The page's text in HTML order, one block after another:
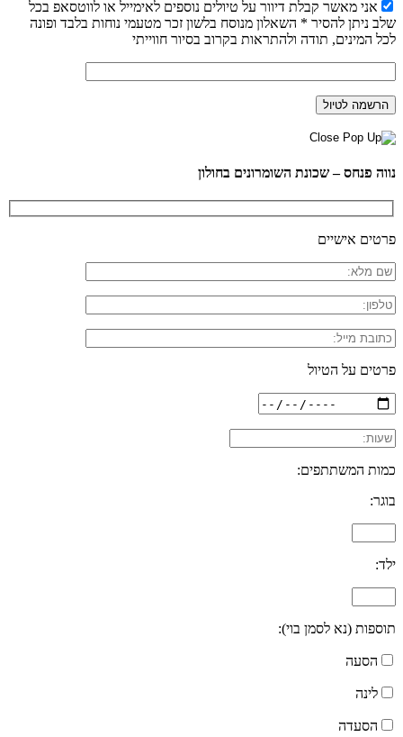
אני מאשר קבלת דיוור על טיולים נוספים לאימייל או לווטסאפ בכל
שלב ניתן להסיר * השאלון מנוסח בלשון זכר מטעמי נוחות בלבד ופונה
לכל המינים, תודה ולהתראות בקרוב בסיור חווייתי
נווה פנחס – שכונת השומרונים בחולון
פרטים אישיים
פרטים על הטיול
כמות המשתתפים:
בוגר:
ילד:
תוספות (נא לסמן בוי):
הסעה
לינה
הסעדה